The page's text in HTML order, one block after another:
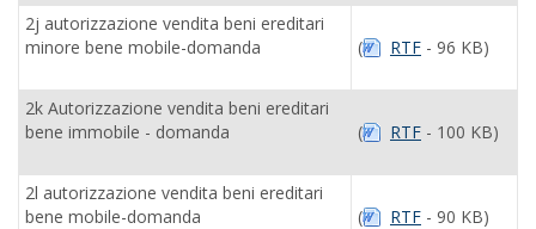
2j autorizzazione vendita beni ereditari
minore bene mobile-domanda
( RTF - 96 KB)
2k Autorizzazione vendita beni ereditari
bene immobile - domanda
( RTF - 100 KB)
2l autorizzazione vendita beni ereditari
bene mobile-domanda
( RTF - 90 KB)